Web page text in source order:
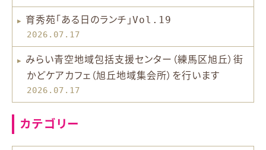
育秀苑「ある日のランチ」Vol.19
2026.07.17
みらい青空地域包括支援センター（練馬区旭丘）街
かどケアカフェ（旭丘地域集会所）を行います
2026.07.17
カテゴリー